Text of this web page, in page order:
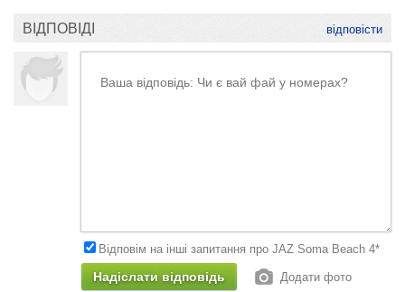
ВІДПОВІДІ відповісти
Відповім на інші запитання про JAZ Soma Beach 4*
Додати фото